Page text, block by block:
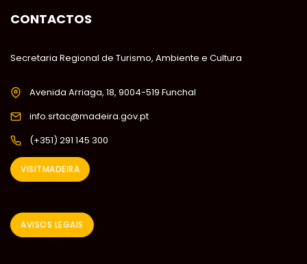
CONTACTOS
Secretaria Regional de Turismo, Ambiente e Cultura
Avenida Arriaga, 18, 9004-519 Funchal
info.srtac@madeira.gov.pt
(+351) 291 145 300
VISITMADEIRA
AVISOS LEGAIS